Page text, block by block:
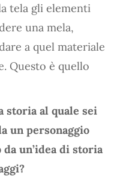
tela gli elementi
una mela,
a quel materiale
Questo è quello
storia al quale sei
un personaggio
un’idea di storia